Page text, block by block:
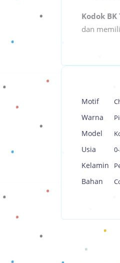
Kodok
dan
Motif
Warna
Model
Usia
Kelamin
Bahan